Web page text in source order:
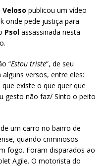
Veloso publicou um vídeo
onde pede justiça para
Psol assassinada nesta
“Estou triste”, de seu
alguns versos, entre eles:
existe o que quer que
gesto não faz/ Sinto o peito
um carro no bairro de
quando criminosos
fogo. Foram disparados ao
Agile. O motorista do